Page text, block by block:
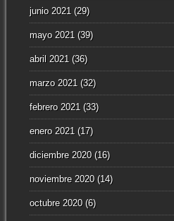
junio 2021(29)
mayo 2021(39)
abril 2021(36)
marzo 2021(32)
febrero 2021(33)
enero 2021(17)
diciembre 2020(16)
noviembre 2020(14)
octubre 2020(6)